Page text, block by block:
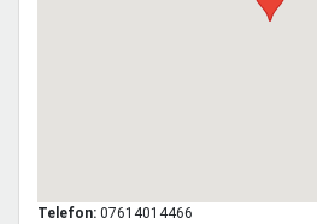
Telefon: 07614014466